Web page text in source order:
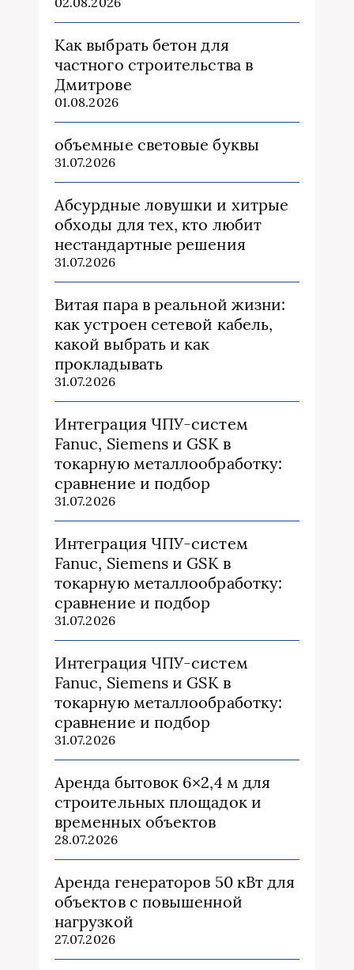
Как выбрать бетон для
частного строительства в
Дмитрове
01.08.2026
объемные световые буквы
31.07.2026
Абсурдные ловушки и хитрые
обходы для тех, кто любит
нестандартные решения
31.07.2026
Витая пара в реальной жизни:
как устроен сетевой кабель,
какой выбрать и как
прокладывать
31.07.2026
Интеграция ЧПУ-систем
Fanuc, Siemens и GSK в
токарную металлообработку:
сравнение и подбор
31.07.2026
Интеграция ЧПУ-систем
Fanuc, Siemens и GSK в
токарную металлообработку:
сравнение и подбор
31.07.2026
Интеграция ЧПУ-систем
Fanuc, Siemens и GSK в
токарную металлообработку:
сравнение и подбор
31.07.2026
Аренда бытовок 6×2,4 м для
строительных площадок и
временных объектов
28.07.2026
Аренда генераторов 50 кВт для
объектов с повышенной
нагрузкой
27.07.2026